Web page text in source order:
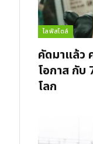
ไลฟ์สไตล์
คัดมาแล้ว
โอกาส กั
โลก